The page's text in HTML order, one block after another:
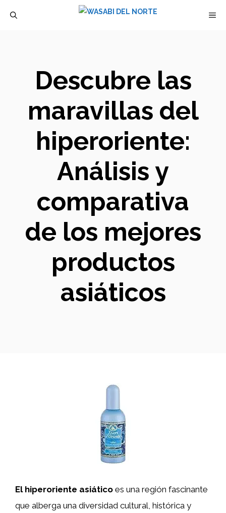
Descubre las
maravillas del
hiperoriente:
Análisis y
comparativa
de los mejores
productos
asiáticos
El hiperoriente asiático es una región fascinante
que alberga una diversidad cultural, histórica y